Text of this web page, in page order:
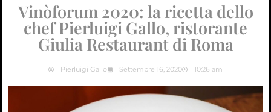
Vinòforum 2020: la ricetta dello
chef Pierluigi Gallo, ristorante
Giulia Restaurant di Roma
Pierluigi Gallo Settembre 16, 2020 10:26 am